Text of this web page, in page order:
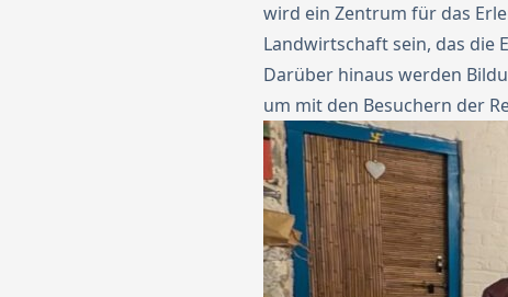
wird ein Zentrum für das
Landwirtschaft sein, das die
Darüber hinaus werden
um mit den Besuchern der